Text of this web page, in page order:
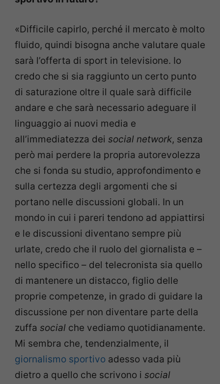
«Difficile capirlo, perché il mercato è molto
fluido, quindi bisogna anche valutare quale
sarà l’offerta di sport in televisione. Io
credo che si sia raggiunto un certo punto
di saturazione oltre il quale sarà difficile
andare e che sarà necessario adeguare il
linguaggio ai nuovi media e
all’immediatezza dei social network, senza
però mai perdere la propria autorevolezza
che si fonda su studio, approfondimento e
sulla certezza degli argomenti che si
portano nelle discussioni globali. In un
mondo in cui i pareri tendono ad appiattirsi
e le discussioni diventano sempre più
urlate, credo che il ruolo del giornalista e –
nello specifico – del telecronista sia quello
di mantenere un distacco, figlio delle
proprie competenze, in grado di guidare la
discussione per non diventare parte della
zuffa social che vediamo quotidianamente.
Mi sembra che, tendenzialmente, il
giornalismo sportivo adesso vada più
dietro a quello che scrivono i social